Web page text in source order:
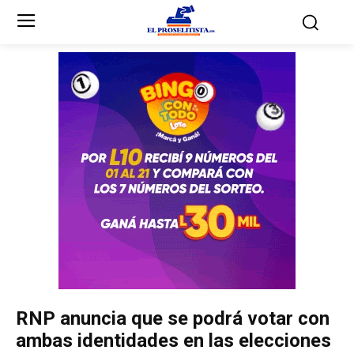
Partidos Políticos
Partido Liberal
Unificación Democrática
Anticorrupción
Partidos Políticos
Partido Liberal
Unificación Democrática
Anticorrupción
RNP anuncia que se podrá votar con
ambas identidades en las elecciones